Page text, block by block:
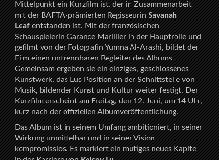
Mittelpunkt ein Kurzfilm ist, der in Zusammenarbeit
mit der BAFTA-prämierten RegisseurinSavanah
Leafentstanden ist. Mit der französischen
Schauspielerin Garance Marillier in der Hauptrolle und
gefilmt von der Fotografin Yumna Al-Arashi, bildet der
Film einen untrennbaren Begleiter des Albums.
Gemeinsam ergeben sie ein einziges, geschlossenes
Kunstwerk, das Lus Position an der Schnittstelle von
Musik, bildender Kunst und Kultur weiter festigt. Der
Kurzfilm erscheint am Freitag, den 12. Juni, um 14 Uhr,
kurz nach der offiziellen Albumveröffentlichung.
Das Album ist in seinem Umfang ambitioniert, in seiner
Wirkung unmittelbar und in seiner Vision
kompromisslos. Es markiert ein mutiges neues Kapitel